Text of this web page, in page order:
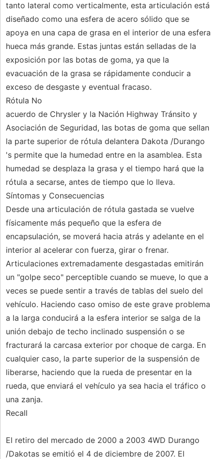
tanto lateral como verticalmente, esta articulación está
diseñado como una esfera de acero sólido que se
apoya en una capa de grasa en el interior de una esfera
hueca más grande. Estas juntas están selladas de la
exposición por las botas de goma, ya que la
evacuación de la grasa se rápidamente conducir a
exceso de desgaste y eventual fracaso.
Rótula No
acuerdo de Chrysler y la Nación Highway Tránsito y
Asociación de Seguridad, las botas de goma que sellan
la parte superior de rótula delantera Dakota /Durango
's permite que la humedad entre en la asamblea. Esta
humedad se desplaza la grasa y el tiempo hará que la
rótula a secarse, antes de tiempo que lo lleva.
Síntomas y Consecuencias
Desde una articulación de rótula gastada se vuelve
físicamente más pequeño que la esfera de
encapsulación, se moverá hacia atrás y adelante en el
interior al acelerar con fuerza, girar o frenar.
Articulaciones extremadamente desgastadas emitirán
un "golpe seco" perceptible cuando se mueve, lo que a
veces se puede sentir a través de tablas del suelo del
vehículo. Haciendo caso omiso de este grave problema
a la larga conducirá a la esfera interior se salga de la
unión debajo de techo inclinado suspensión o se
fracturará la carcasa exterior por choque de carga. En
cualquier caso, la parte superior de la suspensión de
liberarse, haciendo que la rueda de presentar en la
rueda, que enviará el vehículo ya sea hacia el tráfico o
una zanja.
Recall
El retiro del mercado de 2000 a 2003 4WD Durango
/Dakotas se emitió el 4 de diciembre de 2007. El